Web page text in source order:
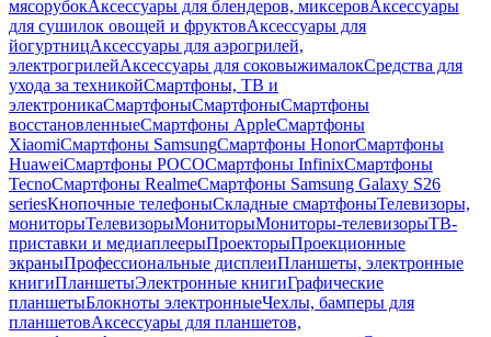
мясорубокАксессуары для блендеров, миксеровАксессуары
для сушилок овощей и фруктовАксессуары для
йогуртницАксессуары для аэрогрилей,
электрогрилейАксессуары для соковыжималокСредства для
ухода за техникойСмартфоны, ТВ и
электроникаСмартфоныСмартфоныСмартфоны
восстановленныеСмартфоны AppleСмартфоны
XiaomiСмартфоны SamsungСмартфоны HonorСмартфоны
HuaweiСмартфоны POCOСмартфоны InfinixСмартфоны
TecnoСмартфоны RealmeСмартфоны Samsung Galaxy S26
seriesКнопочные телефоныСкладные смартфоныТелевизоры,
мониторыТелевизорыМониторыМониторы-телевизорыТВ-
приставки и медиаплеерыПроекторыПроекционные
экраныПрофессиональные дисплеиПланшеты, электронные
книгиПланшетыЭлектронные книгиГрафические
планшетыБлокноты электронныеЧехлы, бамперы для
планшетовАксессуары для планшетов,